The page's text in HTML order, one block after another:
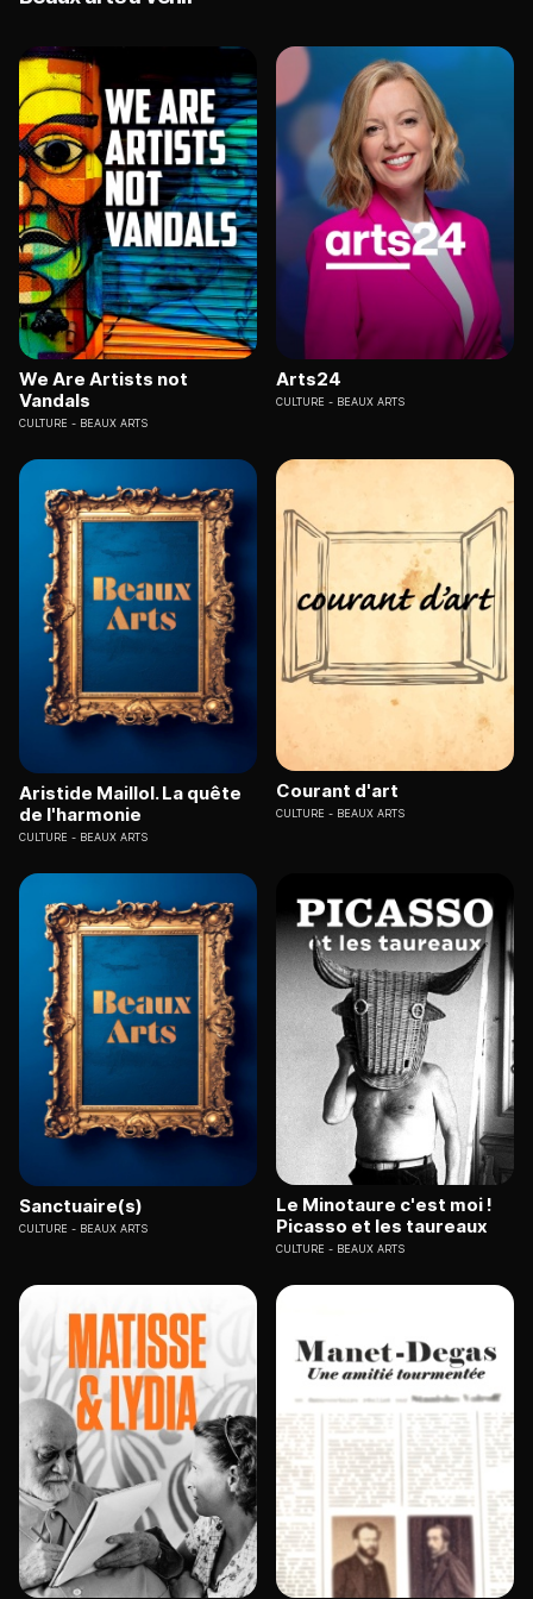
We Are Artists not
Vandals
CULTURE BEAUX ARTS
Arts24
CULTURE BEAUX ARTS
Aristide Maillol. La quête
de l'harmonie
CULTURE BEAUX ARTS
Courant d'art
CULTURE BEAUX ARTS
Sanctuaire(s)
CULTURE BEAUX ARTS
Le Minotaure c'est moi !
Picasso et les taureaux
CULTURE BEAUX ARTS